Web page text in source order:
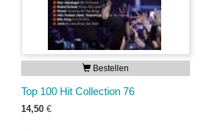
Bestellen
Top 100 Hit Collection 76
14,50 €